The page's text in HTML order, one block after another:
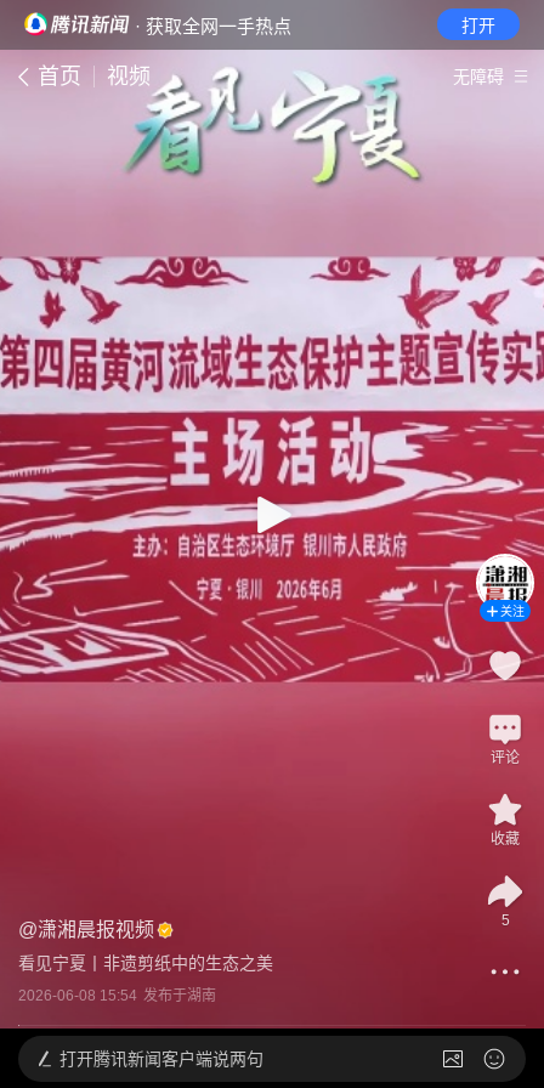
· 获取全网一手热点 打开
首页 视频 无障碍
@潇湘晨报视频
看见宁夏丨非遗剪纸中的生态之美
2026-06-08 15:54 发布于湖南
关注
评论
收藏
5
打开腾讯新闻客户端说两句